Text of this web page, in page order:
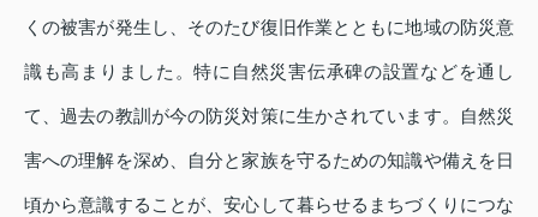
くの被害が発生し、そのたび復旧作業とともに地域の防災意
識も高まりました。特に自然災害伝承碑の設置などを通し
て、過去の教訓が今の防災対策に生かされています。自然災
害への理解を深め、自分と家族を守るための知識や備えを日
頃から意識することが、安心して暮らせるまちづくりにつな